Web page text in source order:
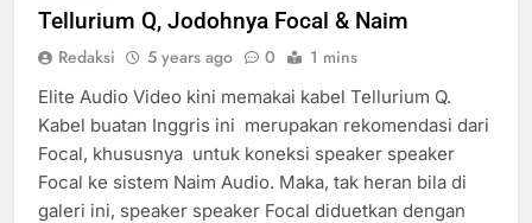
Tellurium Q, Jodohnya Focal & Naim
Redaksi 5 years ago 0 1 mins
Elite Audio Video kini memakai kabel Tellurium Q.
Kabel buatan Inggris ini merupakan rekomendasi dari
Focal, khususnya untuk koneksi speaker speaker
Focal ke sistem Naim Audio. Maka, tak heran bila di
galeri ini, speaker speaker Focal diduetkan dengan